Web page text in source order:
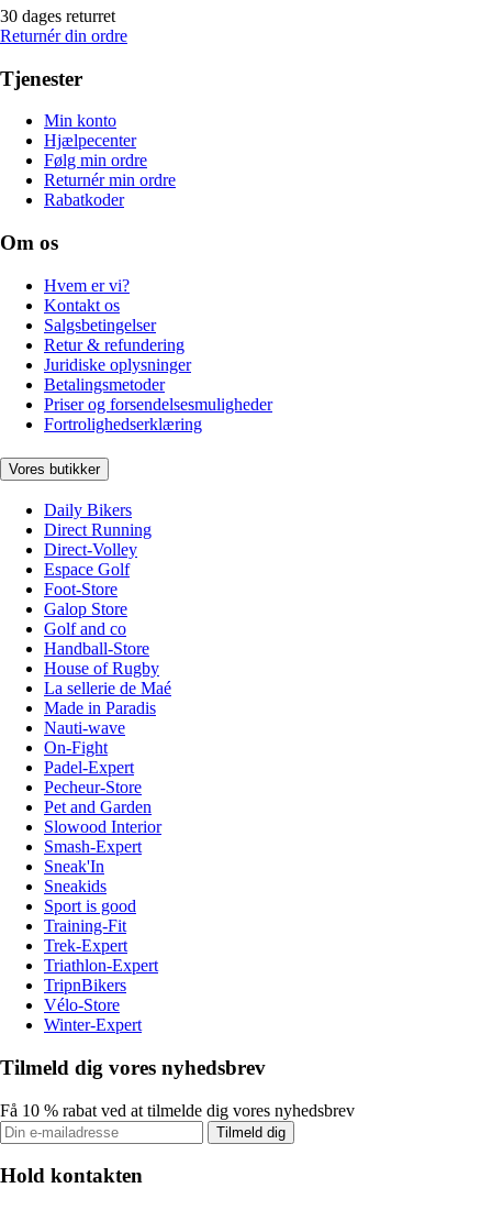
30 dages returret
Returnér din ordre
Tjenester
Min konto
Hjælpecenter
Følg min ordre
Returnér min ordre
Rabatkoder
Om os
Hvem er vi?
Kontakt os
Salgsbetingelser
Retur & refundering
Juridiske oplysninger
Betalingsmetoder
Priser og forsendelsesmuligheder
Fortrolighedserklæring
Vores butikker
Daily Bikers
Direct Running
Direct-Volley
Espace Golf
Foot-Store
Galop Store
Golf and co
Handball-Store
House of Rugby
La sellerie de Maé
Made in Paradis
Nauti-wave
On-Fight
Padel-Expert
Pecheur-Store
Pet and Garden
Slowood Interior
Smash-Expert
Sneak'In
Sneakids
Sport is good
Training-Fit
Trek-Expert
Triathlon-Expert
TripnBikers
Vélo-Store
Winter-Expert
Tilmeld dig vores nyhedsbrev
Få 10 % rabat ved at tilmelde dig vores nyhedsbrev
Tilmeld dig
Hold kontakten